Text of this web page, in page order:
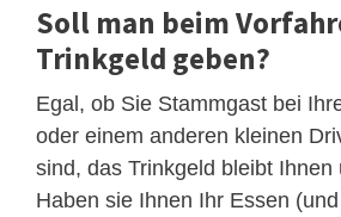
Soll man beim
Trinkgeld geben?
Egal, ob Sie Stammgast bei
oder einem anderen kleinen
sind, das Trinkgeld bleibt Ihnen
Haben sie Ihnen Ihr Essen